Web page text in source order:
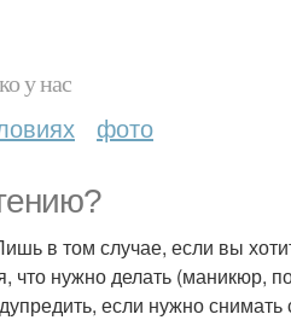
у нас
фото
в том случае, если вы
что нужно делать (маникюр,
если нужно снимать